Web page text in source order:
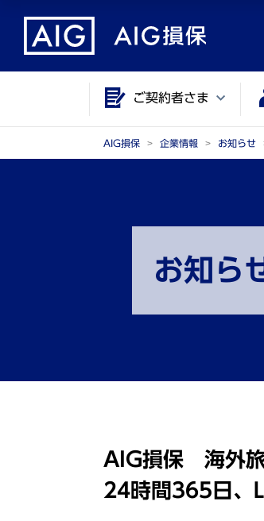
ご契約者さま
AIG損保 企業情報 お知らせ
お知ら
AIG損保 海外旅
24時間365日、